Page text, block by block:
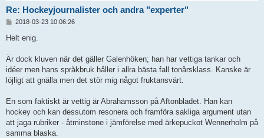
Re: Hockeyjournalister och andra "experter"
l
g
2018-03-23 10:06:26
Helt enig.
Är dock kluven när det gäller Galenhöken; han har vettiga tankar och
idéer men hans språkbruk håller i allra bästa fall tonårsklass. Kanske är
löjligt att gnälla men det stör mig något fruktansvärt.
En som faktiskt är vettig är Abrahamsson på Aftonbladet. Han kan
hockey och kan dessutom resonera och framföra sakliga argument utan
att jaga rubriker - åtminstone i jämförelse med ärkepuckot Wennerholm på
samma blaska.